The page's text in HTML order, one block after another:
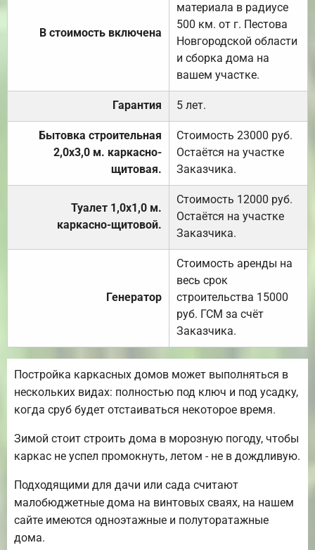
В стоимость включена
материала в радиусе
500 км. от г. Пестова
Новгородской области
и сборка дома на
вашем участке.
Гарантия 5 лет.
Бытовка строительная
2,0х3,0 м. каркасно-
щитовая.
Стоимость 23000 руб.
Остаётся на участке
Заказчика.
Туалет 1,0х1,0 м.
каркасно-щитовой.
Стоимость 12000 руб.
Остаётся на участке
Заказчика.
Генератор
Стоимость аренды на
весь срок
строительства 15000
руб. ГСМ за счёт
Заказчика.
Постройка каркасных домов может выполняться в
нескольких видах: полностью под ключ и под усадку,
когда сруб будет отстаиваться некоторое время.
Зимой стоит строить дома в морозную погоду, чтобы
каркас не успел промокнуть, летом - не в дождливую.
Подходящими для дачи или сада считают
малобюджетные дома на винтовых сваях, на нашем
сайте имеются одноэтажные и полуторатажные
дома.